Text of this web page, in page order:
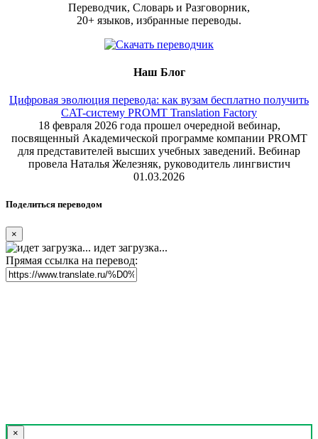
Переводчик, Словарь и Разговорник,
20+ языков, избранные переводы.
Наш Блог
Цифровая эволюция перевода: как вузам бесплатно получить
CAT-систему PROMT Translation Factory
18 февраля 2026 года прошел очередной вебинар,
посвященный Академической программе компании PROMT
для представителей высших учебных заведений. Вебинар
провела Наталья Железняк, руководитель лингвистич
01.03.2026
Поделиться переводом
×
идет загрузка...
Прямая ссылка на перевод:
×